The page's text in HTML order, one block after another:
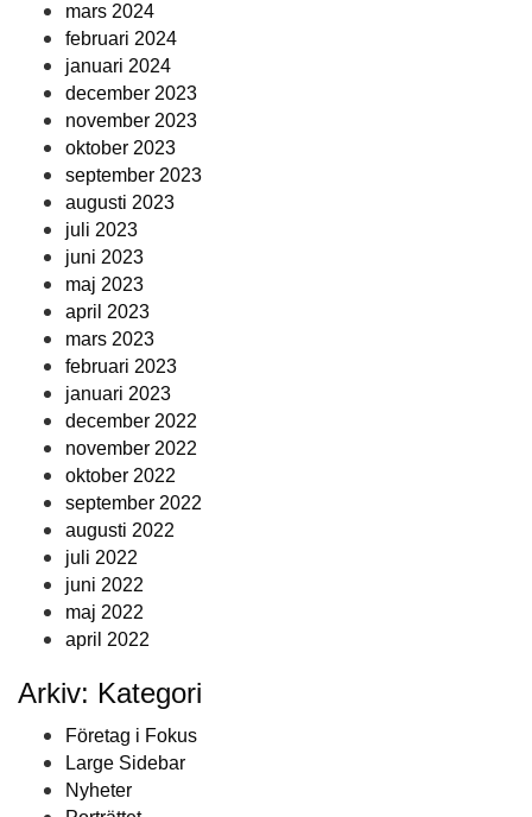
mars 2024
februari 2024
januari 2024
december 2023
november 2023
oktober 2023
september 2023
augusti 2023
juli 2023
juni 2023
maj 2023
april 2023
mars 2023
februari 2023
januari 2023
december 2022
november 2022
oktober 2022
september 2022
augusti 2022
juli 2022
juni 2022
maj 2022
april 2022
Arkiv: Kategori
Företag i Fokus
Large Sidebar
Nyheter